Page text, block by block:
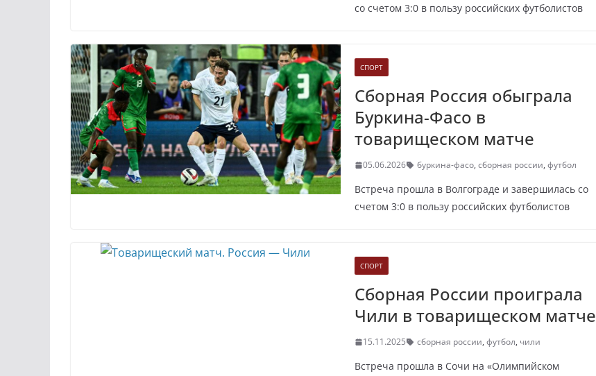
со счетом 3:0 в пользу российских футболистов
СПОРТ
Сборная Россия обыграла
Буркина-Фасо в
товарищеском матче
05.06.2026 буркина-фасо, сборная россии, футбол
Встреча прошла в Волгограде и завершилась со
счетом 3:0 в пользу российских футболистов
СПОРТ
Сборная России проиграла
Чили в товарищеском матче
15.11.2025 сборная россии, футбол, чили
Встреча прошла в Сочи на «Олимпийском